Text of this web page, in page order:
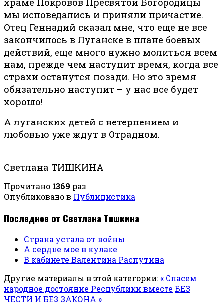
мы исповедались и приняли причастие.
Отец Геннадий сказал мне, что еще не все
закончилось в Луганске в плане боевых
действий, еще много нужно молиться всем
нам, прежде чем наступит время, когда все
страхи останутся позади. Но это время
обязательно наступит – у нас все будет
хорошо!
А луганских детей с нетерпением и
любовью уже ждут в Отрадном.
Светлана ТИШКИНА
Прочитано 1369 раз
Опубликовано в Публицистика
Последнее от Светлана Тишкина
Страна устала от войны
А сердце мое в кулаке
В кабинете Валентина Распутина
Другие материалы в этой категории:« Спасем
народное достояние Республики вместе БЕЗ
ЧЕСТИ И БЕЗ ЗАКОНА »